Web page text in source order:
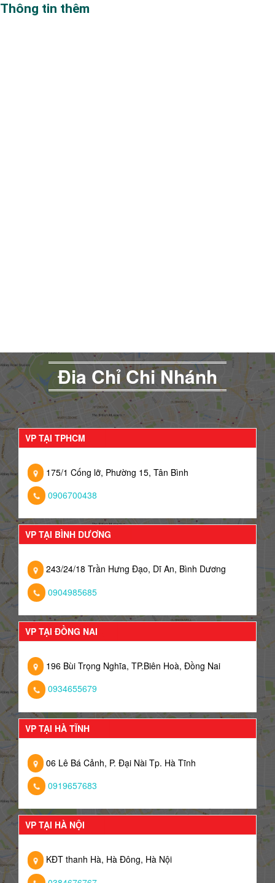
Thông tin thêm
Đia Chỉ Chi Nhánh
VP TẠI TPHCM
175/1 Cống lỡ, Phường 15, Tân Bình
0906700438
VP TẠI BÌNH DƯƠNG
243/24/18 Trần Hưng Đạo, Dĩ An, Bình Dương
0904985685
VP TẠI ĐỒNG NAI
196 Bùi Trọng Nghĩa, TP.Biên Hoà, Đồng Nai
0934655679
VP TẠI HÀ TĨNH
06 Lê Bá Cảnh, P. Đại Nài Tp. Hà Tĩnh
0919657683
VP TẠI HÀ NỘI
KĐT thanh Hà, Hà Đông, Hà Nội